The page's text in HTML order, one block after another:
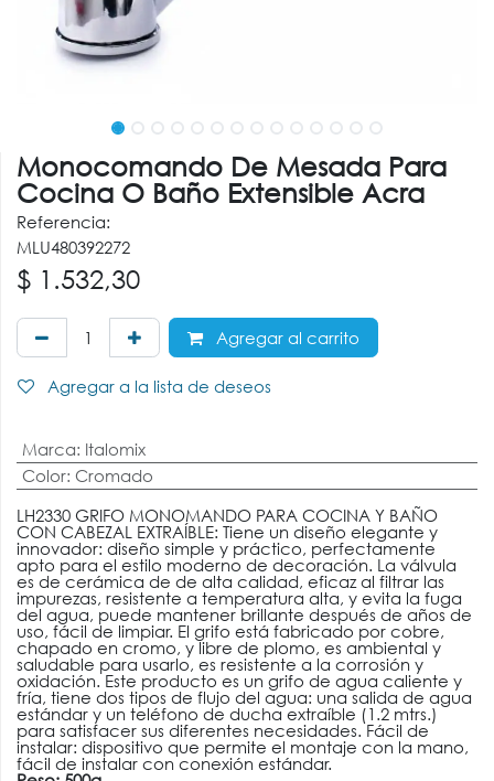
Monocomando De Mesada Para
Cocina O Baño Extensible Acra
Referencia:
MLU480392272
$ 1.532,30
Agregar al carrito
Agregar a la lista de deseos
Marca: Italomix
Color: Cromado
LH2330 GRIFO MONOMANDO PARA COCINA Y BAÑO
CON CABEZAL EXTRAÍBLE: Tiene un diseño elegante y
innovador: diseño simple y práctico, perfectamente
apto para el estilo moderno de decoración. La válvula
es de cerámica de de alta calidad, eficaz al filtrar las
impurezas, resistente a temperatura alta, y evita la fuga
del agua, puede mantener brillante después de años de
uso, fácil de limpiar. El grifo está fabricado por cobre,
chapado en cromo, y libre de plomo, es ambiental y
saludable para usarlo, es resistente a la corrosión y
oxidación. Este producto es un grifo de agua caliente y
fría, tiene dos tipos de flujo del agua: una salida de agua
estándar y un teléfono de ducha extraíble (1.2 mtrs.)
para satisfacer sus diferentes necesidades. Fácil de
instalar: dispositivo que permite el montaje con la mano,
fácil de instalar con conexión estándar.